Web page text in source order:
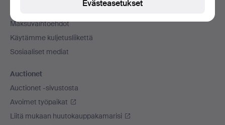
Maksuvaihtoehdot
Käytämme kuljetusliikettä
Sosiaaliset mediat
Auctionet
Auctionet -sivustosta
Avoimet työpaikat
Liitä mukaan huutokauppakamarisi
Evästeasetukset